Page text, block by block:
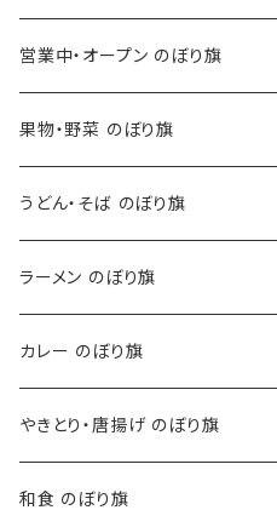
営業中・オープン のぼり旗
果物・野菜 のぼり旗
うどん・そば のぼり旗
ラーメン のぼり旗
カレー のぼり旗
やきとり・唐揚げ のぼり旗
和食 のぼり旗